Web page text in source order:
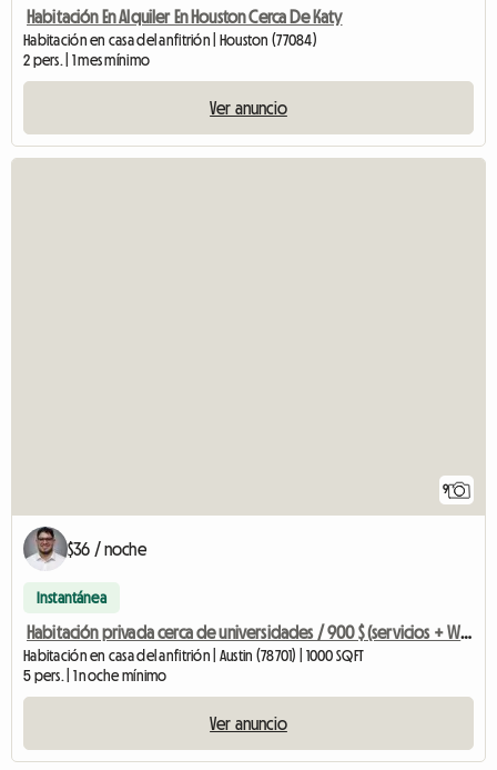
Habitación En Alquiler En Houston Cerca De Katy
Habitación en casa del anfitrión | Houston (77084)
2 pers. | 1 mes mínimo
Ver anuncio
9
$36 / noche
Instantánea
Habitación privada cerca de universidades / 900 $ (servicios + WiFi incluidos)
Habitación en casa del anfitrión | Austin (78701) | 1000 SQFT
5 pers. | 1 noche mínimo
Ver anuncio